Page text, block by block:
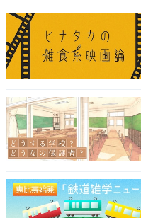
してしまう沼らせキャ
つ存在です。
見せる顔とは違う大人の
明しました。2025年に
ー』（日本テレビ系）
を増やしていきそうです